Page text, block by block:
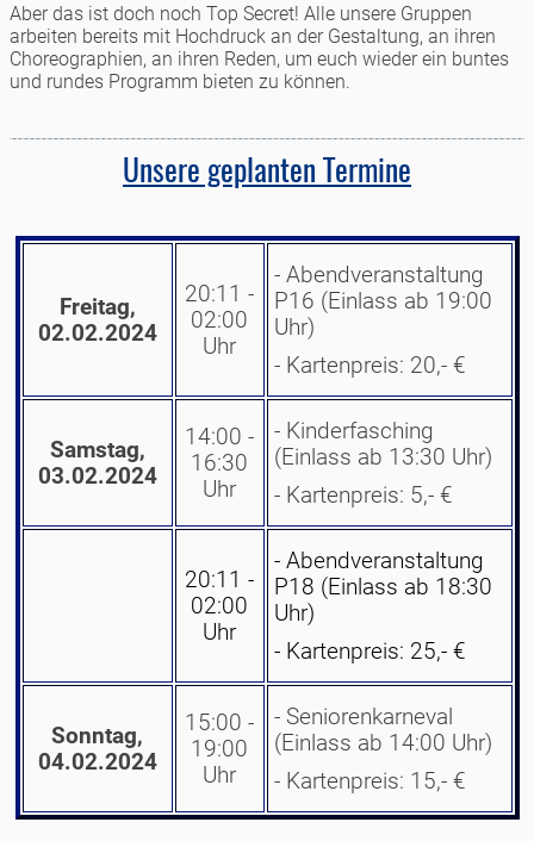
Aber das ist doch noch Top Secret! Alle unsere Gruppen
arbeiten bereits mit Hochdruck an der Gestaltung, an ihren
Choreographien, an ihren Reden, um euch wieder ein buntes
und rundes Programm bieten zu können.
Unsere geplanten Termine
Freitag,
02.02.2024
20:11 -
02:00
Uhr
- Abendveranstaltung
P16 (Einlass ab 19:00
Uhr)
- Kartenpreis: 20,- €
Samstag,
03.02.2024
14:00 -
16:30
Uhr
- Kinderfasching
(Einlass ab 13:30 Uhr)
- Kartenpreis: 5,- €
20:11 -
02:00
Uhr
- Abendveranstaltung
P18 (Einlass ab 18:30
Uhr)
- Kartenpreis: 25,- €
Sonntag,
04.02.2024
15:00 -
19:00
Uhr
- Seniorenkarneval
(Einlass ab 14:00 Uhr)
- Kartenpreis: 15,- €